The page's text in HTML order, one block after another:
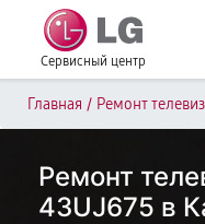
Сервисный центр
Главная / Ремонт
Ремонт
43UJ675 в